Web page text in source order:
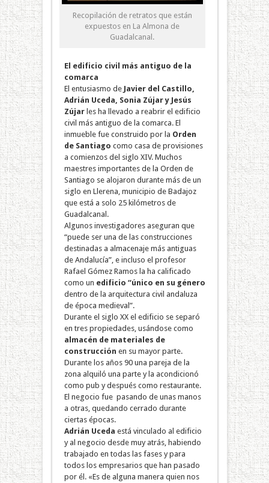
Recopilación de retratos que están
expuestos en La Almona de
Guadalcanal.
El edificio civil más antiguo de la
comarca
El entusiasmo de Javier del Castillo,
Adrián Uceda, Sonia Zújar y Jesús
Zújarles ha llevado a reabrir el edificio
civil más antiguo de la comarca. El
inmueble fue construido por la Orden
de Santiago como casa de provisiones
a comienzos del siglo XIV. Muchos
maestres importantes de la Orden de
Santiago se alojaron durante más de un
siglo en Llerena, municipio de Badajoz
que está a solo 25 kilómetros de
Guadalcanal.
Algunos investigadores aseguran que
“puede ser una de las construcciones
destinadas a almacenaje más antiguas
de Andalucía”, e incluso el profesor
Rafael Gómez Ramos la ha calificado
como un edificio “único en su género
dentro de la arquitectura civil andaluza
de época medieval”.
Durante el siglo XX el edificio se separó
en tres propiedades, usándose como
almacén de materiales de
construcción en su mayor parte.
Durante los años 90 una pareja de la
zona alquiló una parte y la acondicionó
como pub y después como restaurante.
El negocio fue pasando de unas manos
a otras, quedando cerrado durante
ciertas épocas.
Adrián Uceda está vinculado al edificio
y al negocio desde muy atrás, habiendo
trabajado en todas las fases y para
todos los empresarios que han pasado
por él. «Es de alguna manera quien nos